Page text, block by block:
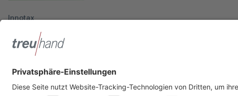
Innotax
Die Innotax kennenlernen
Sie möchten noch mehr über Treuhand Hannover erfahren? Dann folgen Sie uns